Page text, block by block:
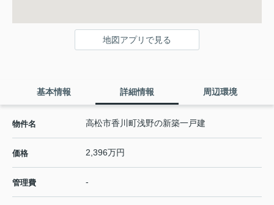
地図アプリで見る
基本情報 詳細情報 周辺環境
物件名 高松市香川町浅野の新築一戸建
価格 2,396万円
管理費 -